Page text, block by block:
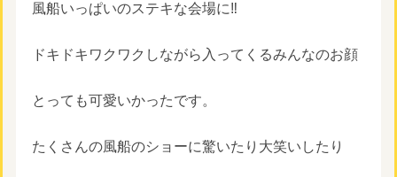
風船いっぱいのステキな会場に‼️
ドキドキワクワクしながら入ってくるみんなのお顔
とっても可愛いかったです。
たくさんの風船のショーに驚いたり大笑いしたり